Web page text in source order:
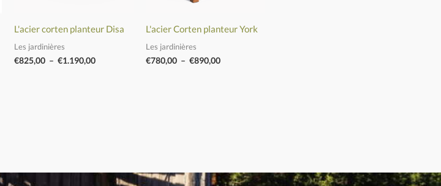
L'acier corten planteur Disa
Les jardinières
€825,00 – €1.190,00
L'acier Corten planteur York
Les jardinières
€780,00 – €890,00